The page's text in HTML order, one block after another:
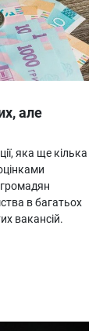
але
яка ще кілька
в багатьох
вакансій.